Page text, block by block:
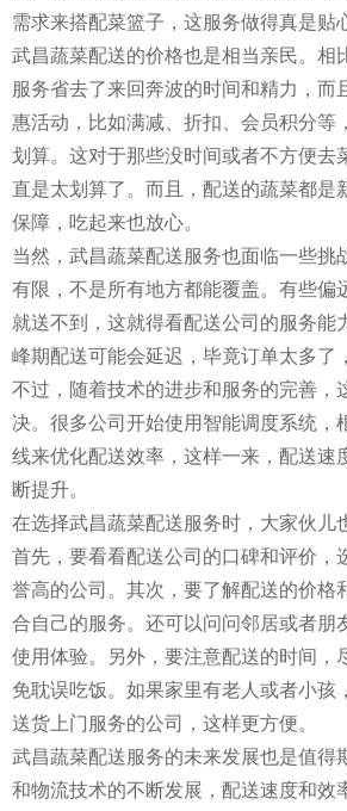
需求来搭配菜篮子，这服务做得真是贴
武昌蔬菜配送的价格也是相当亲民。相
服务省去了来回奔波的时间和精力，而
惠活动，比如满减、折扣、会员积分等
划算。这对于那些没时间或者不方便去
直是太划算了。而且，配送的蔬菜都是
保障，吃起来也放心。
当然，武昌蔬菜配送服务也面临一些挑
有限，不是所有地方都能覆盖。有些偏
就送不到，这就得看配送公司的服务能
峰期配送可能会延迟，毕竟订单太多了
不过，随着技术的进步和服务的完善，
决。很多公司开始使用智能调度系统，
线来优化配送效率，这样一来，配送速
断提升。
在选择武昌蔬菜配送服务时，大家伙儿
首先，要看看配送公司的口碑和评价，
誉高的公司。其次，要了解配送的价格
合自己的服务。还可以问问邻居或者朋
使用体验。另外，要注意配送的时间，
免耽误吃饭。如果家里有老人或者小孩
送货上门服务的公司，这样更方便。
武昌蔬菜配送服务的未来发展也是值得
和物流技术的不断发展，配送速度和效